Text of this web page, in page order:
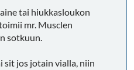
tai hiukkasloukon
mr. Musclen
sotkuun.
sit jos jotain vialla, niin